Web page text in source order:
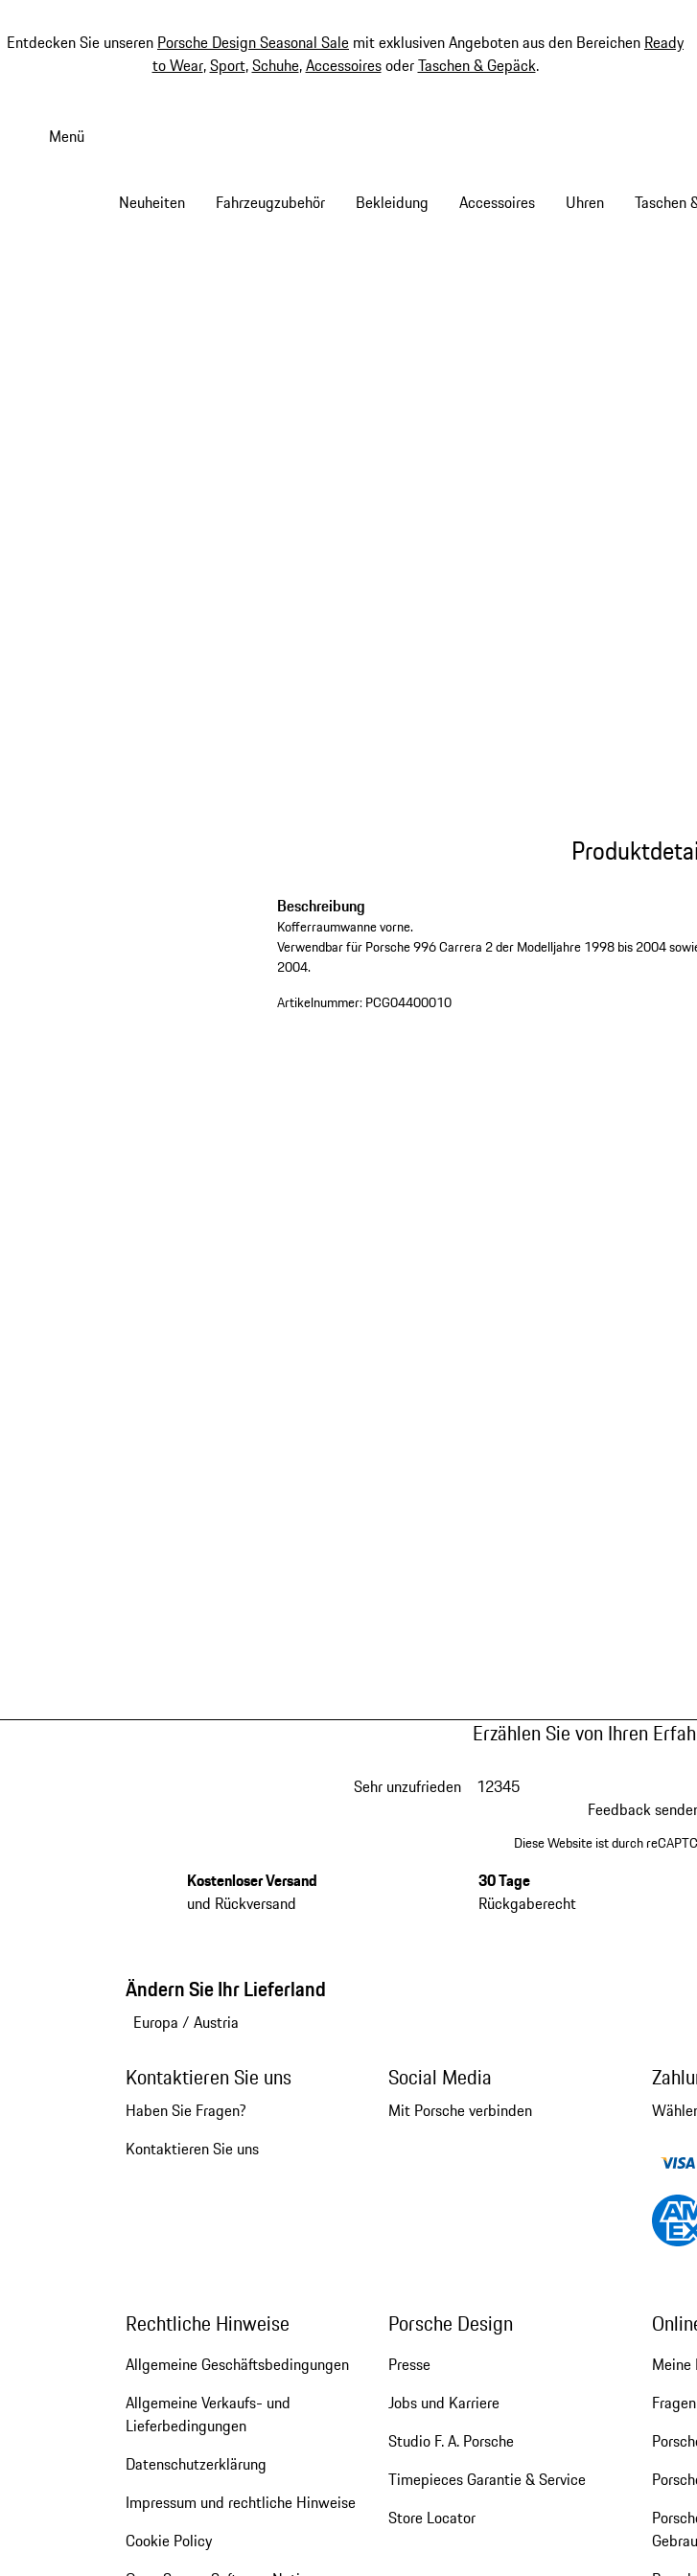
Entdecken Sie unseren Porsche Design Seasonal Sale mit exklusiven Angeboten aus den Bereichen Ready
to Wear,Sport,Schuhe,AccessoiresoderTaschen & Gepäck.
Hauptinhalt
Menü
Neuheiten Fahrzeugzubehör Bekleidung Accessoires Uhren Taschen
Beschreibung
Kofferraumwanne vorne.
Verwendbar für Porsche 996 Carrera 2 der Modelljahre 1998 bis 2004
2004.
Artikelnummer:PCG04400010
Erzählen Sie von Ihren
Sehr unzufrieden 12345
Feedback
Diese Website ist durch
Kostenloser Versand
und Rückversand
30 Tage
Rückgaberecht
Ändern Sie Ihr Lieferland
Europa / Austria
Kontaktieren Sie uns
Haben Sie Fragen?
Kontaktieren Sie uns
Social Media
Mit Porsche verbinden
Rechtliche Hinweise
Allgemeine Geschäftsbedingungen
Allgemeine Verkaufs- und
Lieferbedingungen
Datenschutzerklärung
Impressum und rechtliche Hinweise
Cookie Policy
Porsche Design
Presse
Jobs und Karriere
Studio F. A. Porsche
Timepieces Garantie & Service
Store Locator
Meine